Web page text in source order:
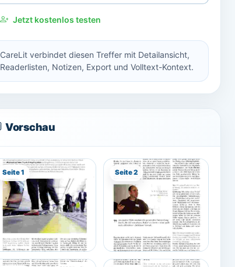
Jetzt kostenlos testen
CareLit verbindet diesen Treffer mit Detailansicht,
Readerlisten, Notizen, Export und Volltext-Kontext.
Vorschau
Seite 1 Seite 2